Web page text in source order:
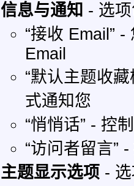
信息与通知 - 选
“接收 Email”
Email
“默认主题收
式通知您
“悄悄话” - 控
“访问者留言”
主题显示选项 -